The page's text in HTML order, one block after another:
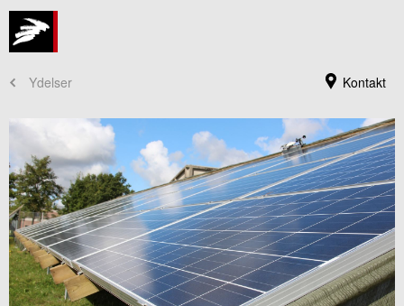
Kontakt
Ydelser